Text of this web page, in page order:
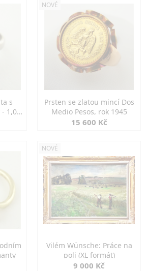
s
1,00
NOVÉ
Prsten se zlatou mincí Dos
Medio Pesos, rok 1945
15 600 Kč
NOVÉ
Vilém Wünsche: Práce na
poli (XL formát)
9 000 Kč